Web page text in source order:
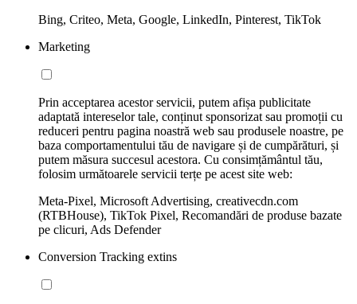
Bing, Criteo, Meta, Google, LinkedIn, Pinterest, TikTok
Marketing
Prin acceptarea acestor servicii, putem afișa publicitate
adaptată intereselor tale, conținut sponsorizat sau promoții cu
reduceri pentru pagina noastră web sau produsele noastre, pe
baza comportamentului tău de navigare și de cumpărături, și
putem măsura succesul acestora. Cu consimțământul tău,
folosim următoarele servicii terțe pe acest site web:
Meta-Pixel, Microsoft Advertising, creativecdn.com
(RTBHouse), TikTok Pixel, Recomandări de produse bazate
pe clicuri, Ads Defender
Conversion Tracking extins